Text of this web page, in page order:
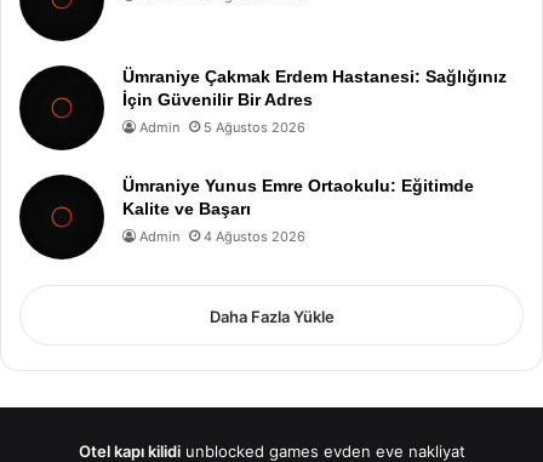
Ümraniye Çakmak Erdem Hastanesi: Sağlığınız
İçin Güvenilir Bir Adres
Admin 5 Ağustos 2026
Ümraniye Yunus Emre Ortaokulu: Eğitimde
Kalite ve Başarı
Admin 4 Ağustos 2026
Daha Fazla Yükle
Otel kapı kilidi unblocked games evden eve nakliyat